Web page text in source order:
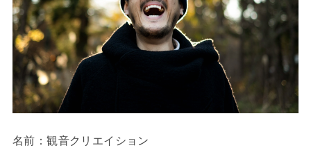
名前：観音クリエイション